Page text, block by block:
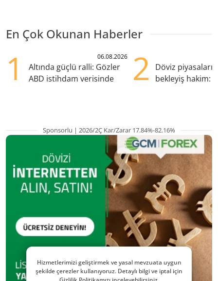
En Çok Okunan Haberler
1 06.08.2026
Altında güçlü ralli: Gözler
ABD istihdam verisinde
2
Döviz
bekleyiş hakim:
Sponsorlu | 2026/2Ç Kar/Zarar 17.84%-82.16%
Hizmetlerimizi geliştirmek ve yasal mevzuata uygun
şekilde çerezler kullanıyoruz. Detaylı bilgi ve iptal için